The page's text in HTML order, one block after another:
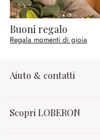
Buoni regalo
Regala momenti di gioia
Aiuto & contatti
Scopri LOBERON